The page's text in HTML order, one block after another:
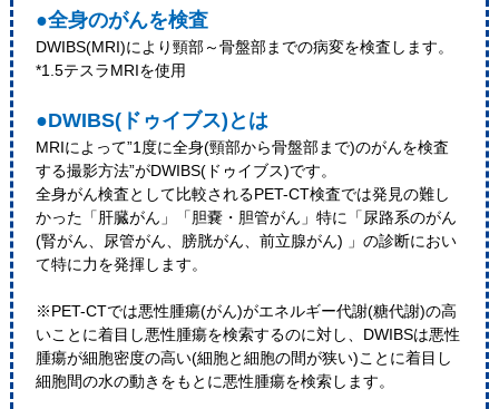
●全身のがんを検査
DWIBS(MRI)により頸部～骨盤部までの病変を検査します。
*1.5テスラMRIを使用
●DWIBS(ドゥイブス)とは
MRIによって”1度に全身(頸部から骨盤部まで)のがんを検査
する撮影方法”がDWIBS(ドゥイブス)です。
全身がん検査として比較されるPET-CT検査では発見の難し
かった「肝臓がん」「胆嚢・胆管がん」特に「尿路系のがん
(腎がん、尿管がん、膀胱がん、前立腺がん) 」の診断におい
て特に力を発揮します。
※PET-CTでは悪性腫瘍(がん)がエネルギー代謝(糖代謝)の高
いことに着目し悪性腫瘍を検索するのに対し、DWIBSは悪性
腫瘍が細胞密度の高い(細胞と細胞の間が狭い)ことに着目し
細胞間の水の動きをもとに悪性腫瘍を検索します。